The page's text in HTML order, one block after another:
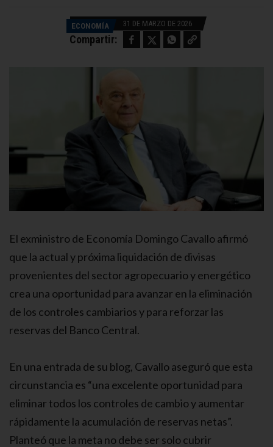
ECONOMÍA 31 DE MARZO DE 2026
Compartir: Facebook Twitter WhatsApp Copy link
El exministro de Economía Domingo Cavallo afirmó
que la actual y próxima liquidación de divisas
provenientes del sector agropecuario y energético
crea una oportunidad para avanzar en la eliminación
de los controles cambiarios y para reforzar las
reservas del Banco Central.
En una entrada de su blog, Cavallo aseguró que esta
circunstancia es “una excelente oportunidad para
eliminar todos los controles de cambio y aumentar
rápidamente la acumulación de reservas netas”.
Planteó que la meta no debe ser solo cubrir